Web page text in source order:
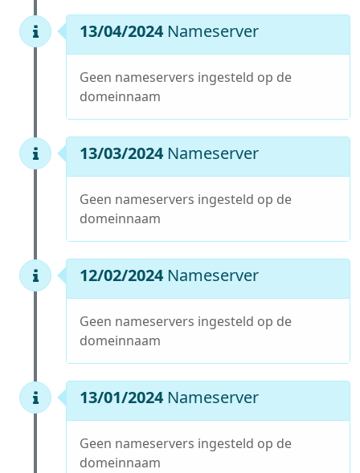
13/04/2024 Nameserver
Geen nameservers ingesteld op de
domeinnaam
13/03/2024 Nameserver
Geen nameservers ingesteld op de
domeinnaam
12/02/2024 Nameserver
Geen nameservers ingesteld op de
domeinnaam
13/01/2024 Nameserver
Geen nameservers ingesteld op de
domeinnaam